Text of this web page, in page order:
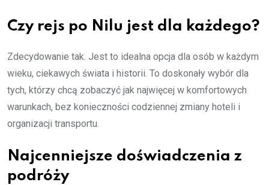
Czy rejs po Nilu jest dla każdego?
Zdecydowanie tak. Jest to idealna opcja dla osób w każdym
wieku, ciekawych świata i historii. To doskonały wybór dla
tych, którzy chcą zobaczyć jak najwięcej w komfortowych
warunkach, bez konieczności codziennej zmiany hoteli i
organizacji transportu.
Najcenniejsze doświadczenia z
podróży